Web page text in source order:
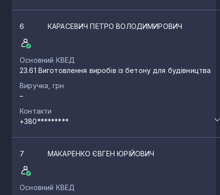
6 КАРАСЕВИЧ ПЕТРО ВОЛОДИМИРОВИЧ
Основний КВЕД
23.61 Виготовлення виробів із бетону для будівництва
Виручка, грн
–
Контакти
+380*********
7 МАКАРЕНКО ЄВГЕН ЮРІЙОВИЧ
Основний КВЕД